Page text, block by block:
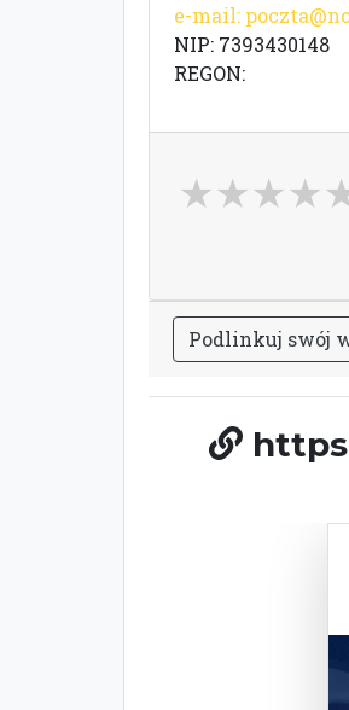
e-mail:
NIP: 7393430148
REGON:
Podlinkuj swój